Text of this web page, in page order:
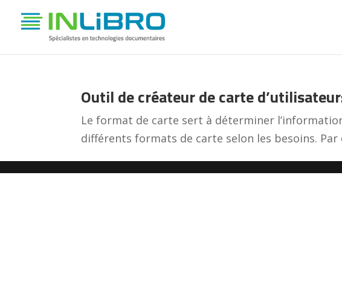
Outil de créateur de carte
Le format de carte sert à déterminer
différents formats de carte selon les besoins.